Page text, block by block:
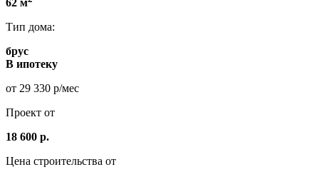
62 м
Тип дома:
брус
В ипотеку
от 29 330 р/мес
Проект от
18 600 р.
Цена строительства от